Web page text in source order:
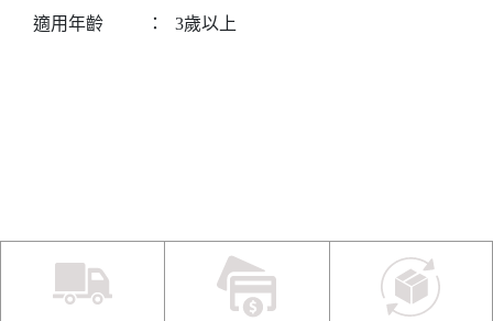
適用年齡
： 3歲以上